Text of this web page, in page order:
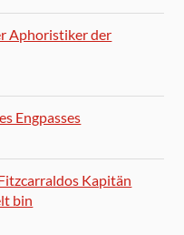
Aphoristiker der
Engpasses
Kapitän
bin